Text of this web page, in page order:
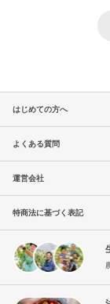
はじめての方へ
よくある質問
運営会社
特商法に基づく表記